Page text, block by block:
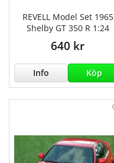
REVELL Model Set 1965
Shelby GT 350 R 1:24
640 kr
Info Köp